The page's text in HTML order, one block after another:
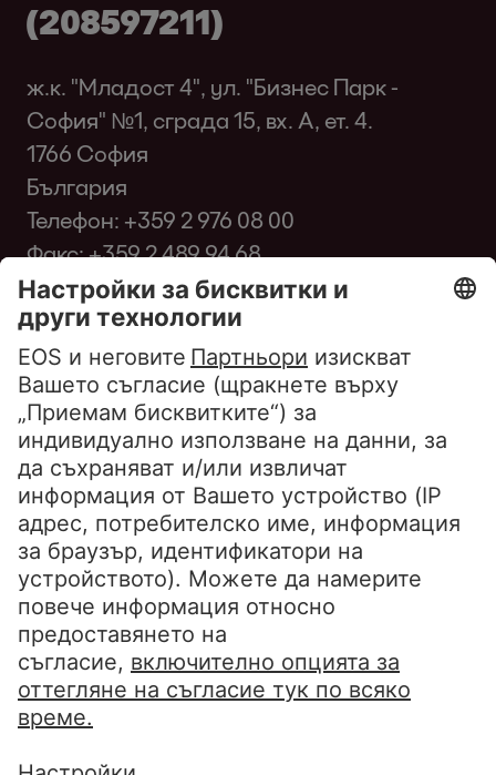
(208597211)
ж.к. "Младост 4", ул. "Бизнес Парк -
София" №1, сграда 15, вх. A, ет. 4.
1766 София
България
Телефон: +359 2 976 08 00
Факс: +359 2 489 94 68
infobg@eos-matrix.bg
FAQ